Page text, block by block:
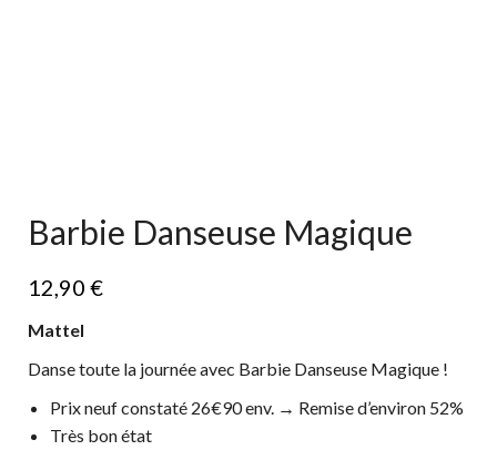
Barbie Danseuse Magique
12,90 €
Mattel
Danse toute la journée avec Barbie Danseuse Magique !
Prix neuf constaté 26€90 env. → Remise d’environ 52%
Très bon état